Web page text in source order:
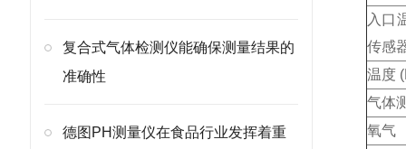
复合式气体检测仪能确保测量结果的
准确性
德图PH测量仪在食品行业发挥着重
入口
传感
温度
气体
氧气